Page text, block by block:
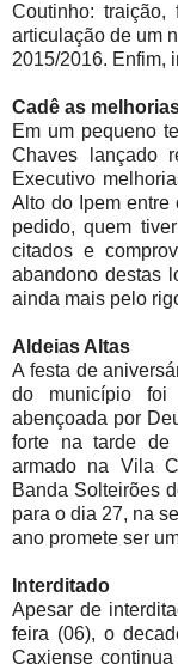
Coutinho:
articulação de um
2015/2016. Enfim,
Cadê as
Em um pequeno
Chaves lançado
Executivo
Alto do Ipem entre
pedido, quem
citados e
abandono destas
ainda mais pelo
Aldeias Altas
A festa de
do município foi
abençoada por
forte na tarde de
armado na Vila
Banda Solteirões
para o dia 27, na
ano promete ser
Interditado
Apesar de
feira (06), o
Caxiense